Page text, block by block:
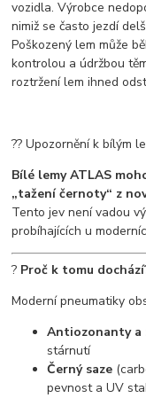
vozidla. Výrobce
nimiž se často jezdí
Poškozený lem může
kontrolou a údržbou
roztržení lem ihned
?? Upozornění k bílým
Bílé lemy ATLAS
„tažení černoty“ z
Tento jev není vadou
probíhajících u
? Proč k tomu
Moderní pneumatiky
Antiozonanty a
stárnutí
Černý saze
pevnost a UV